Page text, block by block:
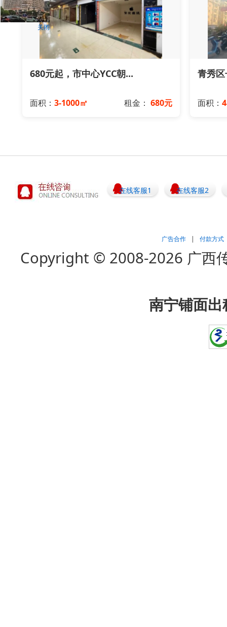
680元起，市中心YCC朝...
面积： 3-1000㎡ 租金： 680元
青秀
面积：
在线客服1 在线客服2
广告合作 | 付款方式
Copyright © 2008-2026 广西
南宁铺面出
关闭